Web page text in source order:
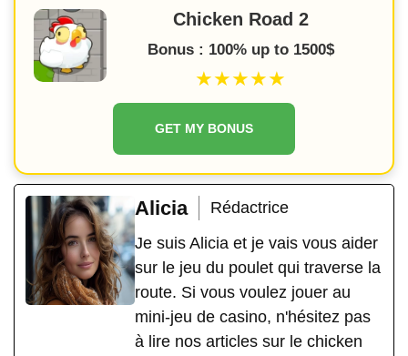
Chicken Road 2
Bonus : 100% up to 1500$
★★★★★
GET MY BONUS
Alicia
Rédactrice
Je suis Alicia et je vais vous aider
sur le jeu du poulet qui traverse la
route. Si vous voulez jouer au
mini-jeu de casino, n'hésitez pas
à lire nos articles sur le chicken